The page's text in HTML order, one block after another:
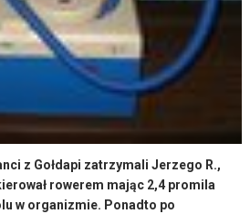
z Gołdapi zatrzymali Jerzego R.,
rowerem mając 2,4 promila
w organizmie. Ponadto po